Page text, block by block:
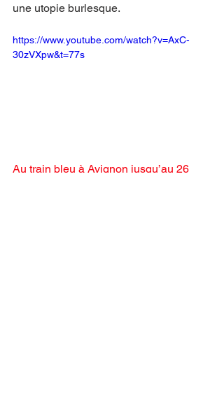
une utopie burlesque.
https://www.youtube.com/watch?v=AxC-
30zVXpw&t=77s
Au train bleu à Avignon jusqu’au 26